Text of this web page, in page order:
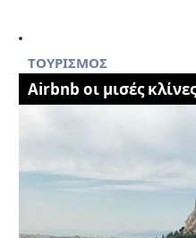
ΤΟΥΡΙΣΜΟΣ
Airbnb οι μισές